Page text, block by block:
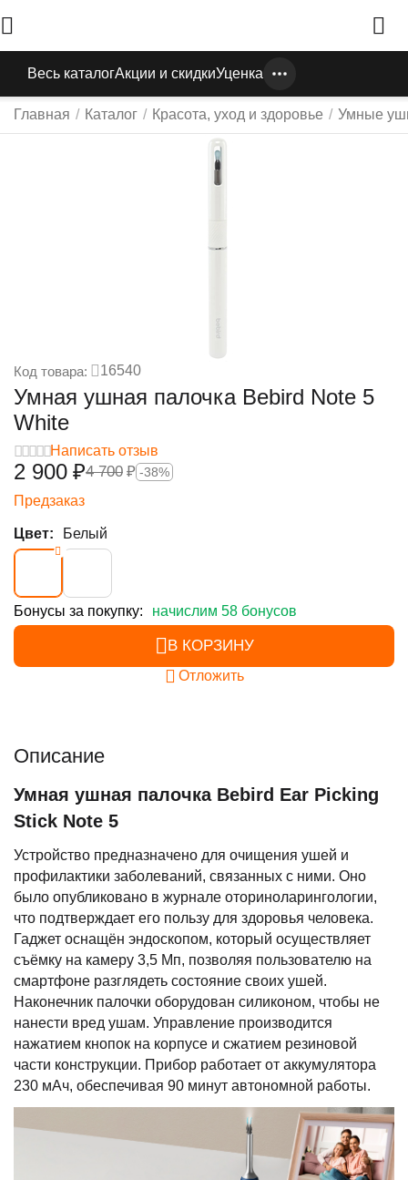
Весь каталогАкции и скидкиУценка
Главная / Каталог / Красота, уход и здоровье / Умные
Код товара: 16540
Умная ушная палочка Bebird Note 5
White
Написать отзыв
2 900 ₽4 700 ₽ -38%
Предзаказ
Цвет: Белый
Бонусы за покупку: начислим 58 бонусов
В КОРЗИНУ
Отложить
Описание
Умная ушная палочка Bebird Ear Picking
Stick Note 5
Устройство предназначено для очищения ушей и
профилактики заболеваний, связанных с ними. Оно
было опубликовано в журнале оториноларингологии,
что подтверждает его пользу для здоровья человека.
Гаджет оснащён эндоскопом, который осуществляет
съёмку на камеру 3,5 Мп, позволяя пользователю на
смартфоне разглядеть состояние своих ушей.
Наконечник палочки оборудован силиконом, чтобы не
нанести вред ушам. Управление производится
нажатием кнопок на корпусе и сжатием резиновой
части конструкции. Прибор работает от аккумулятора
230 мАч, обеспечивая 90 минут автономной работы.